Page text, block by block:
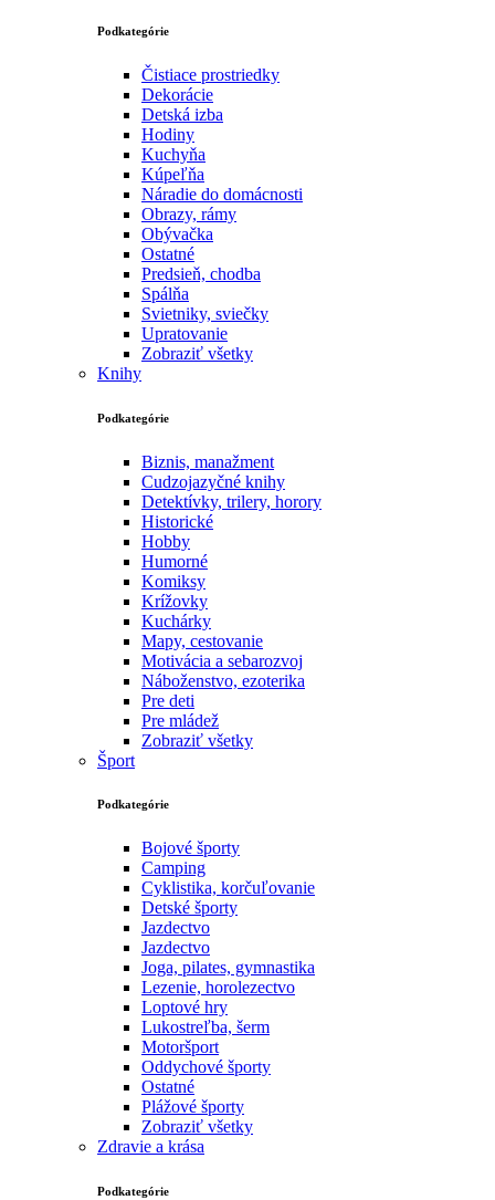
Podkategórie
Čistiace prostriedky
Dekorácie
Detská izba
Hodiny
Kuchyňa
Kúpeľňa
Náradie do domácnosti
Obrazy, rámy
Obývačka
Ostatné
Predsieň, chodba
Spálňa
Svietniky, sviečky
Upratovanie
Zobraziť všetky
Knihy
Podkategórie
Biznis, manažment
Cudzojazyčné knihy
Detektívky, trilery, horory
Historické
Hobby
Humorné
Komiksy
Krížovky
Kuchárky
Mapy, cestovanie
Motivácia a sebarozvoj
Náboženstvo, ezoterika
Pre deti
Pre mládež
Zobraziť všetky
Šport
Podkategórie
Bojové športy
Camping
Cyklistika, korčuľovanie
Detské športy
Jazdectvo
Jazdectvo
Joga, pilates, gymnastika
Lezenie, horolezectvo
Loptové hry
Lukostreľba, šerm
Motoršport‎
Oddychové športy
Ostatné
Plážové športy
Zobraziť všetky
Zdravie a krása
Podkategórie